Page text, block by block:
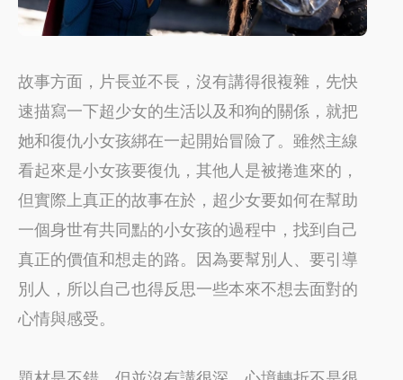
故事方面，片長並不長，沒有講得很複雜，先快
速描寫一下超少女的生活以及和狗的關係，就把
她和復仇小女孩綁在一起開始冒險了。雖然主線
看起來是小女孩要復仇，其他人是被捲進來的，
但實際上真正的故事在於，超少女要如何在幫助
一個身世有共同點的小女孩的過程中，找到自己
真正的價值和想走的路。因為要幫別人、要引導
別人，所以自己也得反思一些本來不想去面對的
心情與感受。